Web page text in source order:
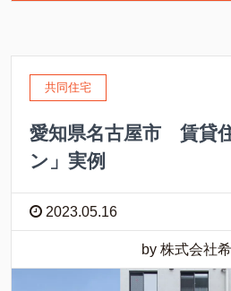
共同住宅
愛知県名古屋市 賃貸
ン」実例
2023.05.16
by 株式会社